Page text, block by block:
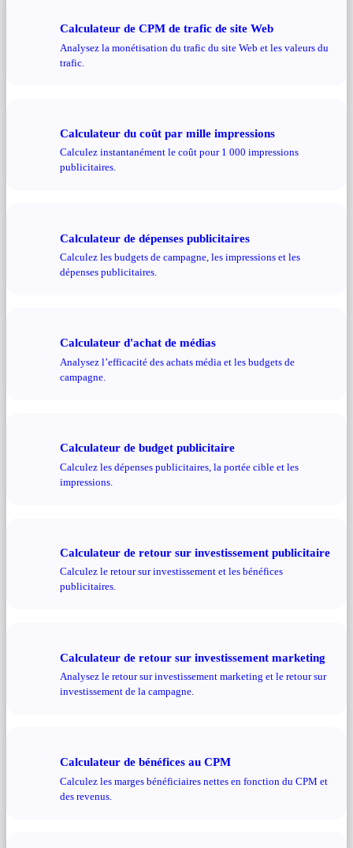
Calculateur de CPM de trafic de site Web
Analysez la monétisation du trafic du site Web et les valeurs du
trafic.
Calculateur du coût par mille impressions
Calculez instantanément le coût pour 1 000 impressions
publicitaires.
Calculateur de dépenses publicitaires
Calculez les budgets de campagne, les impressions et les
dépenses publicitaires.
Calculateur d'achat de médias
Analysez l’efficacité des achats média et les budgets de
campagne.
Calculateur de budget publicitaire
Calculez les dépenses publicitaires, la portée cible et les
impressions.
Calculateur de retour sur investissement publicitaire
Calculez le retour sur investissement et les bénéfices
publicitaires.
Calculateur de retour sur investissement marketing
Analysez le retour sur investissement marketing et le retour sur
investissement de la campagne.
Calculateur de bénéfices au CPM
Calculez les marges bénéficiaires nettes en fonction du CPM et
des revenus.